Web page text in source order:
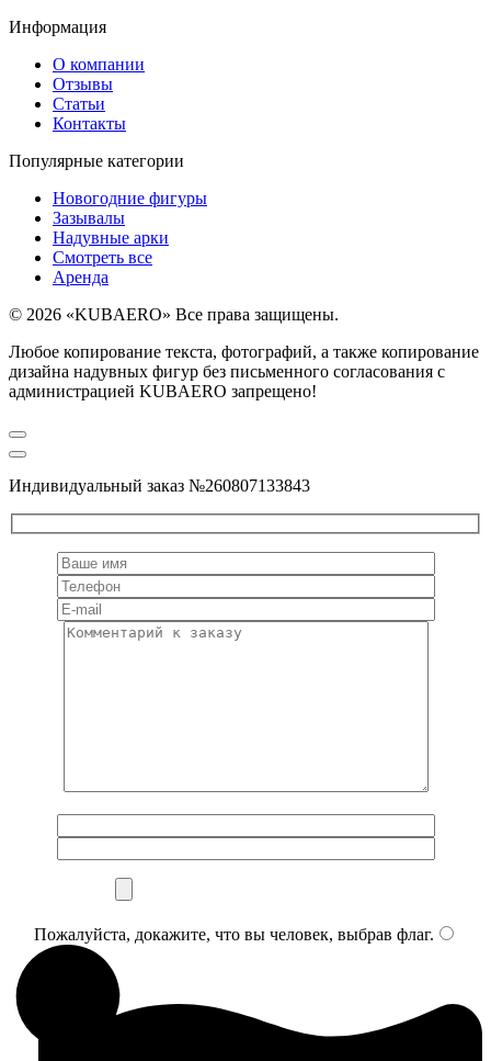
Информация
О компании
Отзывы
Статьи
Контакты
Популярные категории
Новогодние фигуры
Зазывалы
Надувные арки
Смотреть все
Аренда
© 2026 «KUBAERO» Все права защищены.
Любое копирование текста, фотографий, а также копирование
дизайна надувных фигур без письменного согласования с
администрацией KUBAERO запрещено!
Индивидуальный заказ №260807133843
Пожалуйста, докажите, что вы человек, выбрав флаг.